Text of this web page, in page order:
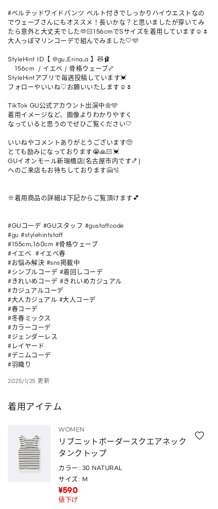
#ベルテッドワイドパンツ ベルト付きでしっかりハイウエストなの
でウェーブさんにもオススメ！長いかな？と思いましたが穿いてみ
たら意外と大丈夫でした🫶🏻156cmでSサイズを着用しています☺️🌷
大人っぽマリンコーデで組んでみました🤍🩵
StyleHint ID【 @gu_Erina_a 】🧸🩰
156cm  / イエベ / 骨格ウェーブ🦴
StyleHintアプリで毎週投稿しています💓
フォローやいいね♡お願いいたします☺️🌷
TikTok GU公式アカウント出演中🌼🩵
着用イメージなど、画像よりわかりやすく
なっていると思うのでぜひご覧ください🤍
いいねやコメントありがとうございます🥺
とても励みになっております😭🙏🏻💓
GUイオンモール新瑞橋店(名古屋市内です🍤)
へのご来店もお待ちしております🤗🫧
※着用商品の詳細は下記からご覧頂けます💕
#GUコーデ #GUスタッフ #gustaffcode
#gu #stylehintstaff
#155cm_160cm #骨格ウェーブ
#イエベ  #イエベ春
#お悩み解決 #sns掲載中
#シンプルコーデ #着回しコーデ
#きれいめコーデ #きれいめカジュアル
#カジュアルコーデ
#大人カジュアル #大人コーデ
#春コーデ
#冬春ミックス
#カラーコーデ
#ジェンダーレス
#レイヤード
#デニムコーデ
#羽織り
2025/1/25 更新
着用アイテム
WOMEN
リブニットボーダースクエアネック
タンクトップ
カラー: 30 NATURAL
サイズ: M
¥590
値下げ